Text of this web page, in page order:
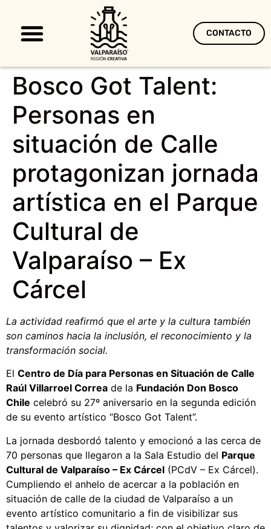
CONTACTO
Bosco Got Talent:
Personas en
situación de Calle
protagonizan jornada
artística en el Parque
Cultural de
Valparaíso – Ex
Cárcel
La actividad reafirmó que el arte y la cultura también
son caminos hacia la inclusión, el reconocimiento y la
transformación social.
El Centro de Día para Personas en Situación de Calle
Raúl Villarroel Correa de la Fundación Don Bosco
Chile celebró su 27º aniversario en la segunda edición
de su evento artístico “Bosco Got Talent”.
La jornada desbordó talento y emocionó a las cerca de
70 personas que llegaron a la Sala Estudio del Parque
Cultural de Valparaíso – Ex Cárcel (PCdV – Ex Cárcel).
Cumpliendo el anhelo de acercar a la población en
situación de calle de la ciudad de Valparaíso a un
evento artístico comunitario a fin de visibilizar sus